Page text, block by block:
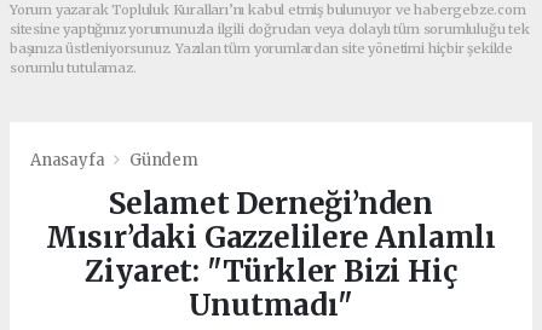
Yorum yazarak Topluluk Kuralları’nı kabul etmiş bulunuyor ve habergebze.com
sitesine yaptığınız yorumunuzla ilgili doğrudan veya dolaylı tüm sorumluluğu tek
başınıza üstleniyorsunuz. Yazılan tüm yorumlardan site yönetimi hiçbir şekilde
sorumlu tutulamaz.
Anasayfa Gündem
Selamet Derneği’nden
Mısır’daki Gazzelilere Anlamlı
Ziyaret: "Türkler Bizi Hiç
Unutmadı"